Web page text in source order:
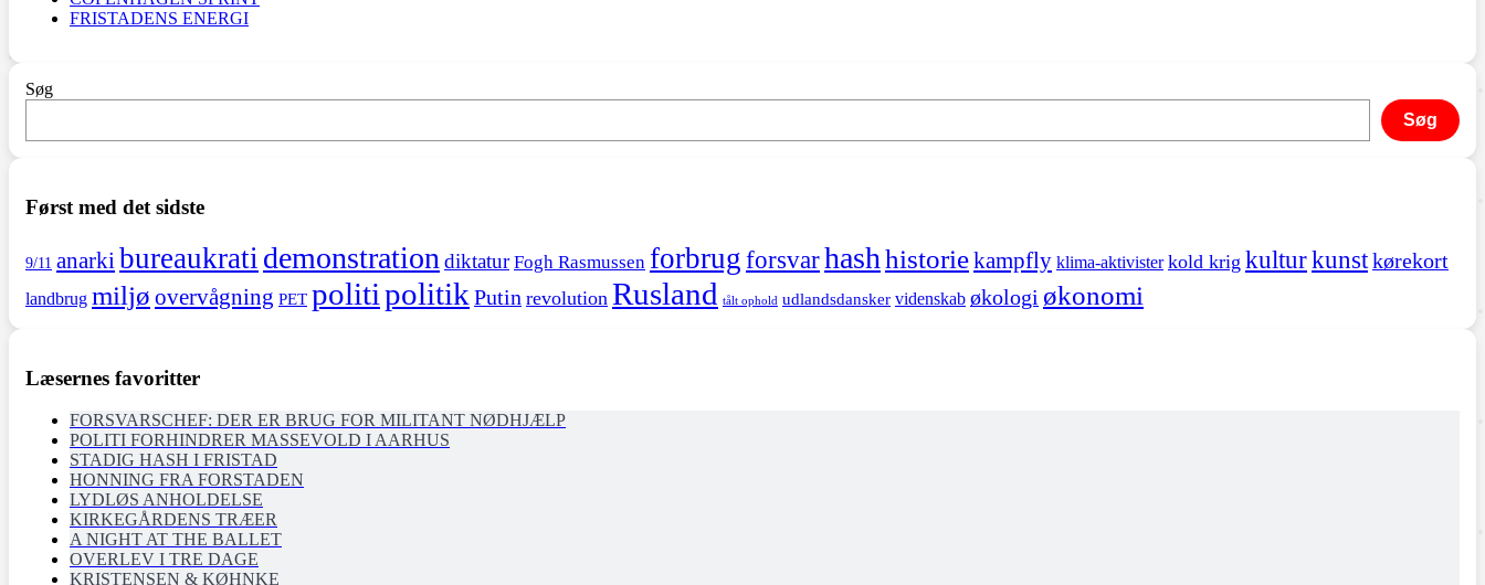
FRISTADENS ENERGI
Søg
Søg
Først med det sidste
9/11 anarki bureaukrati demonstration diktatur Fogh Rasmussen forbrugforsvarhash historiekampfly klima-aktivister kold krig kulturkunstkørekort
landbrug miljø overvågning PET politipolitik Putin revolution Rusland tålt ophold udlandsdansker videnskab økologi økonomi
Læsernes favoritter
FORSVARSCHEF: DER ER BRUG FOR MILITANT NØDHJÆLP
POLITI FORHINDRER MASSEVOLD I AARHUS
STADIG HASH I FRISTAD
HONNING FRA FORSTADEN
LYDLØS ANHOLDELSE
KIRKEGÅRDENS TRÆER
A NIGHT AT THE BALLET
OVERLEV I TRE DAGE
KRISTENSEN & KØHNKE